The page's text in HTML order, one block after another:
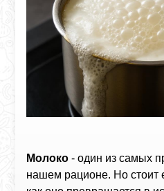
Молоко - один из самых
нашем рационе. Но стоит